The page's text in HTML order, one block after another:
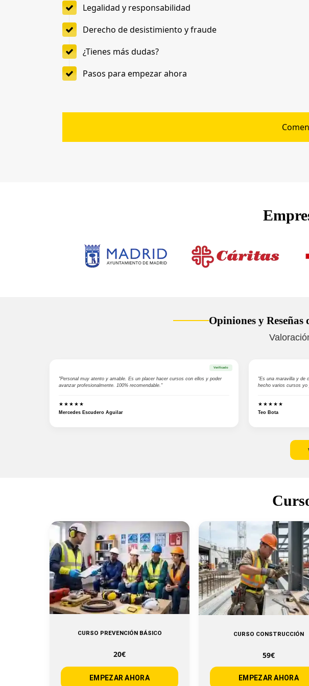
Legalidad y responsabilidad
Derecho de desistimiento y fraude
¿Tienes más dudas?
Pasos para empezar ahora
Opiniones y
Verificado
"Personal muy atento y amable. Es un placer hacer cursos con ellos y poder
avanzar profesionalmente. 100% recomendable."
★★★★★
Mercedes Escudero Aguilar
"Es una maravilla y de
hecho varios cursos
★★★★★
Teo Bota
CURSO PREVENCIÓN BÁSICO
20€
EMPEZAR AHORA
CURSO CONSTRUCCIÓN
59€
EMPEZAR AHORA